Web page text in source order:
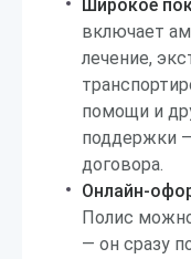
Широкое
включает
лечение,
помощи и
поддержки
договора.
Онлайн-
Полис
— он сразу